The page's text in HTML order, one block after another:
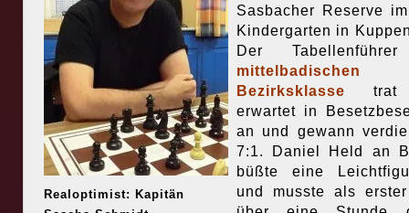
Realoptimist: Kapitän
Sasbacher Reserve
Kindergarten in
Der
mittelbadischen
Bezirksklasse trat
erwartet in
an und gewann
7:1. Daniel Held an
büßte eine
und musste als